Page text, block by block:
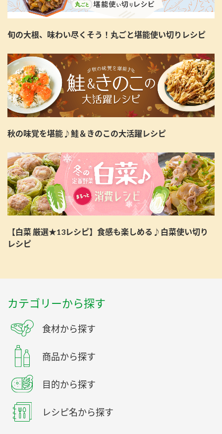
旬の大根、味わい尽くそう！丸ごと堪能使い切りレシピ
秋の味覚を堪能♪鮭＆きのこの大活躍レシピ
【白菜 厳選★13レシピ】食感も楽しめる♪白菜使い切り
レシピ
カテゴリーから探す
食材から探す
商品から探す
目的から探す
レシピ名から探す